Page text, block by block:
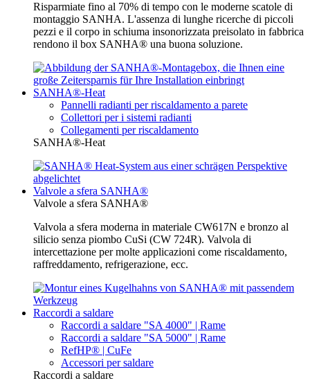
Risparmiate fino al 70% di tempo con le moderne scatole di
montaggio SANHA. L'assenza di lunghe ricerche di piccoli
pezzi e il corpo in schiuma insonorizzata preisolato in fabbrica
rendono il box SANHA® una buona soluzione.
SANHA®-Heat
Pannelli radianti per riscaldamento a parete
Collettori per i sistemi radianti
Collegamenti per riscaldamento
SANHA®-Heat
Valvole a sfera SANHA®
Valvole a sfera SANHA®
Valvola a sfera moderna in materiale CW617N e bronzo al
silicio senza piombo CuSi (CW 724R). Valvola di
intercettazione per molte applicazioni come riscaldamento,
raffreddamento, refrigerazione, ecc.
Raccordi a saldare
Raccordi a saldare "SA 4000" | Rame
Raccordi a saldare "SA 5000" | Rame
RefHP® | CuFe
Accessori per saldare
Raccordi a saldare